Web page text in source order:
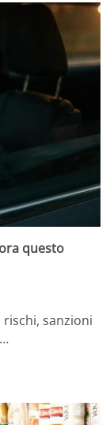
questo
sanzioni